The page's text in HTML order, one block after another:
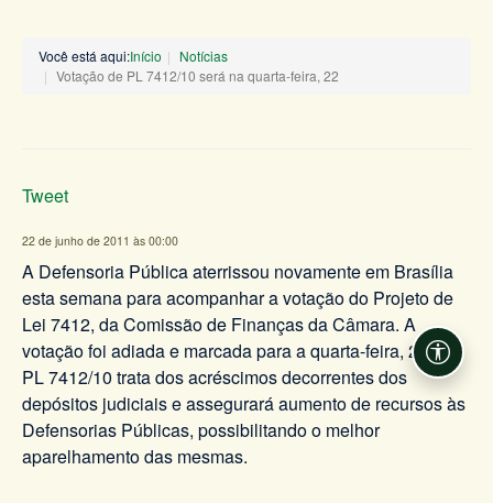
Você está aqui:Início
Notícias
Votação de PL 7412/10 será na quarta-feira, 22
Tweet
22 de junho de 2011 às 00:00
A Defensoria Pública aterrissou novamente em Brasília
esta semana para acompanhar a votação do Projeto de
Lei 7412, da Comissão de Finanças da Câmara. A
votação foi adiada e marcada para a quarta-feira, 22. O
PL 7412/10 trata dos acréscimos decorrentes dos
depósitos judiciais e assegurará aumento de recursos às
Defensorias Públicas, possibilitando o melhor
aparelhamento das mesmas.